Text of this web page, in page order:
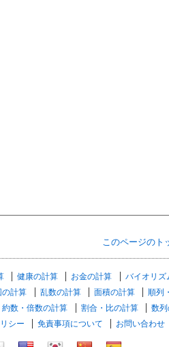
このページのト
健康の計算 お金の計算 バイオリズ
の計算 乱数の計算 面積の計算 順列
約数・倍数の計算 割合・比の計算 数
シー
免責事項について お問い合わせ